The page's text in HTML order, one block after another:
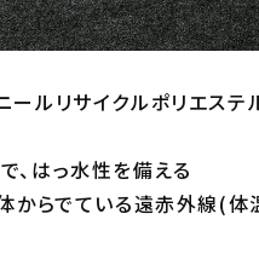
ルリサイクルポリエステ
、はっ水性を備える
からでている遠赤外線(体